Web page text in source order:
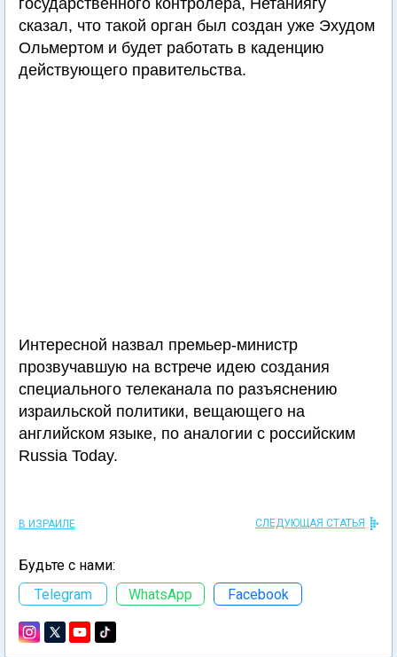
государственного контролера, Нетаниягу
сказал, что такой орган был создан уже Эхудом
Ольмертом и будет работать в каденцию
действующего правительства.
Интересной назвал премьер-министр
прозвучавшую на встрече идею создания
специального телеканала по разъяснению
израильской политики, вещающего на
английском языке, по аналогии с российским
Russia Today.
В ИЗРАИЛЕ СЛЕДУЮЩАЯ СТАТЬЯ
Будьте с нами:
Telegram
WhatsApp Facebook